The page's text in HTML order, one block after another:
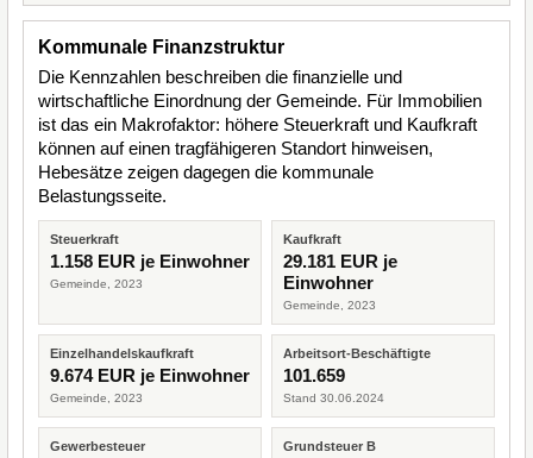
Kommunale Finanzstruktur
Die Kennzahlen beschreiben die finanzielle und
wirtschaftliche Einordnung der Gemeinde. Für Immobilien
ist das ein Makrofaktor: höhere Steuerkraft und Kaufkraft
können auf einen tragfähigeren Standort hinweisen,
Hebesätze zeigen dagegen die kommunale
Belastungsseite.
Steuerkraft
1.158 EUR je Einwohner
Gemeinde, 2023
Kaufkraft
29.181 EUR je
Einwohner
Gemeinde, 2023
Einzelhandelskaufkraft
9.674 EUR je Einwohner
Gemeinde, 2023
Arbeitsort-Beschäftigte
101.659
Stand 30.06.2024
Gewerbesteuer Grundsteuer B